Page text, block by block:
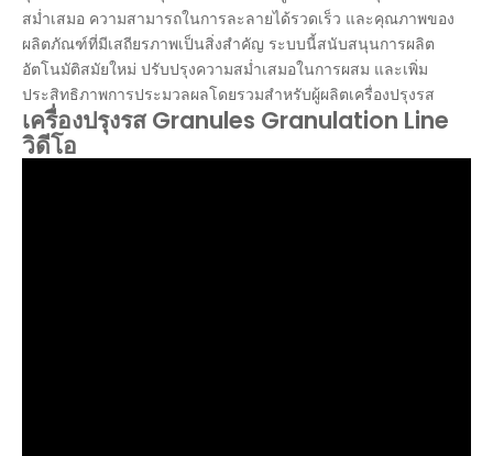
สม่ำเสมอ ความสามารถในการละลายได้รวดเร็ว และคุณภาพของ
ผลิตภัณฑ์ที่มีเสถียรภาพเป็นสิ่งสำคัญ ระบบนี้สนับสนุนการผลิต
อัตโนมัติสมัยใหม่ ปรับปรุงความสม่ำเสมอในการผสม และเพิ่ม
ประสิทธิภาพการประมวลผลโดยรวมสำหรับผู้ผลิตเครื่องปรุงรส
เครื่องปรุงรส Granules Granulation Line
วิดีโอ